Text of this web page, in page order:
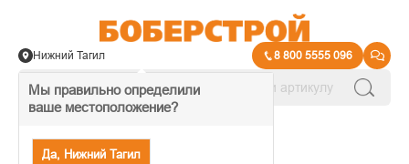
Мы правильно определили
ваше местоположение?
Да, Нижний Тагил
Нижний Тагил 8 800 5555 096